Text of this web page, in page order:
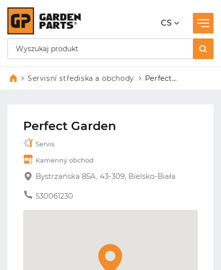
CS
Servisní střediska a obchody
Perfect
Perfect Garden
Servis
Kamenný obchod
Bystrzańska 85A, 43-309, Bielsko-Biała
530061230